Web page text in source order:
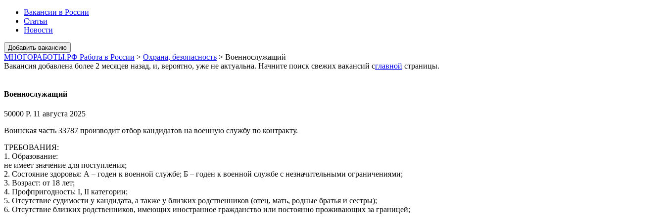
Вакансии в России
Статьи
Новости
МНОГОРАБОТЫ.РФ Работа в России > Охрана, безопасность > Военнослужащий
Вакансия добавлена более 2 месяцев назад, и, вероятно, уже не актуальна. Начните поиск свежих вакансий сглавной страницы.
Военнослужащий
50000 Р. 11 августа 2025
Воинская часть 33787 производит отбор кандидатов на военную службу по контракту.
ТРЕБОВАНИЯ:
1. Образование:
не имеет значение для поступления;
2. Состояние здоровья: А – годен к военной службе; Б – годен к военной службе с незначительными ограничениями;
3. Возраст: от 18 лет;
4. Профпригодность: I, II категории;
5. Отсутствие судимости у кандидата, а также у близких родственников (отец, мать, родные братья и сестры);
6. Отсутствие близких родственников, имеющих иностранное гражданство или постоянно проживающих за границей;